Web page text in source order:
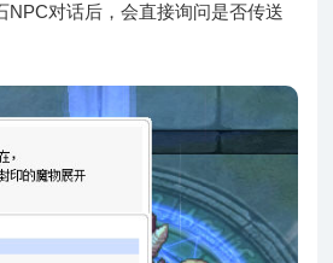
NPC对话后，会直接询问是否传送